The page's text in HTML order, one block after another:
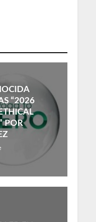
“2026
POR